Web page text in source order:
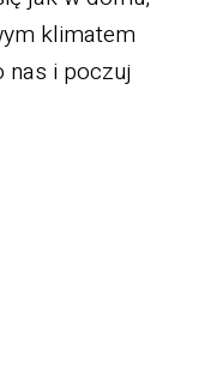
klimatem
nas i poczuj